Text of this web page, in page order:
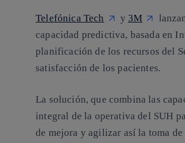
Telefónica Tech y 3M
capacidad predictiva, basada en
planificación de los recursos del
satisfacción de los pacientes.
La solución, que combina las
integral de la operativa del SUH
de mejora y agilizar así la toma